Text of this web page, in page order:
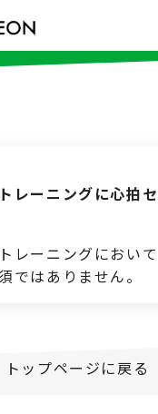
レーニングに心拍
レーニングにおい
ではありません。
トップページに戻る